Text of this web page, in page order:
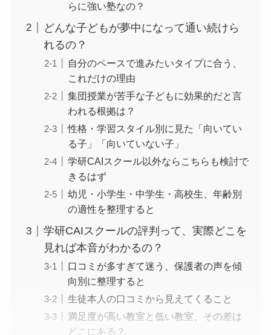
らに強い塾なの？
どんな子どもが夢中になって通い続けら
れるの？
自分のペースで進みたいタイプに合う、
これだけの理由
集団授業が苦手な子どもに効果的だと言
われる根拠は？
性格・学習スタイル別に見た「向いてい
る子」「向いていない子」
学研CAIスクール以外ならこちらも検討で
きるはず
幼児・小学生・中学生・高校生、年齢別
の適性を整理すると
学研CAIスクールの評判って、実際どこを
見れば本音がわかるの？
口コミが多すぎて迷う、保護者の声を傾
向別に整理すると
生徒本人の口コミから見えてくること
満足度が高い教室と低い教室、その差は
どこにある？